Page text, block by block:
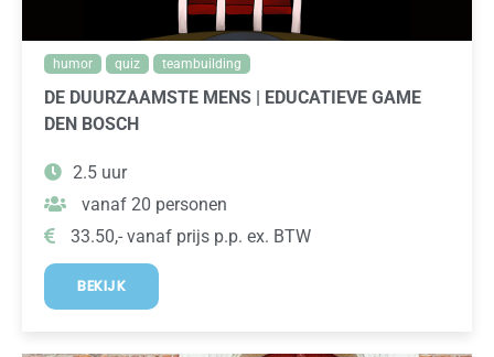
humor quiz teambuilding
DE DUURZAAMSTE MENS | EDUCATIEVE GAME
DEN BOSCH
2.5 uur
vanaf 20 personen
33.50,- vanaf prijs p.p. ex. BTW
BEKIJK